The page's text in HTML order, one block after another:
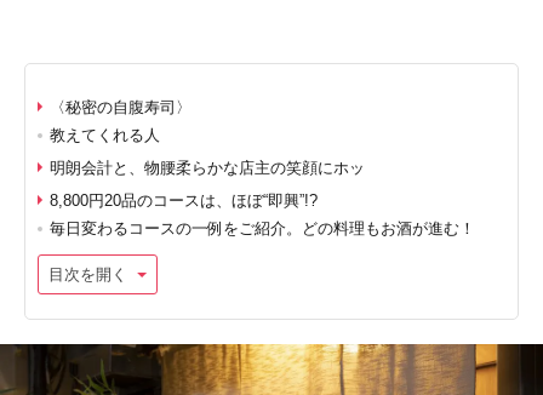
〈秘密の自腹寿司〉
教えてくれる人
明朗会計と、物腰柔らかな店主の笑顔にホッ
8,800円20品のコースは、ほぼ“即興”!?
毎日変わるコースの一例をご紹介。どの料理もお酒が進む！
目次を開く